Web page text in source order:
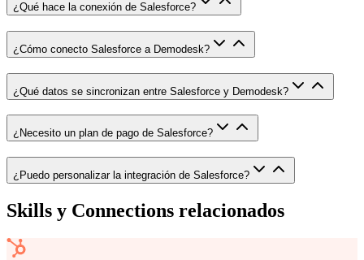
¿Qué hace la conexión de Salesforce?
¿Cómo conecto Salesforce a Demodesk?
¿Qué datos se sincronizan entre Salesforce y Demodesk?
¿Necesito un plan de pago de Salesforce?
¿Puedo personalizar la integración de Salesforce?
Skills y Connections relacionados